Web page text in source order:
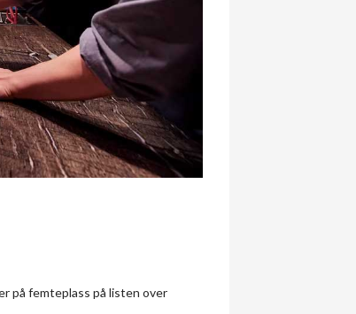
på femteplass på listen over